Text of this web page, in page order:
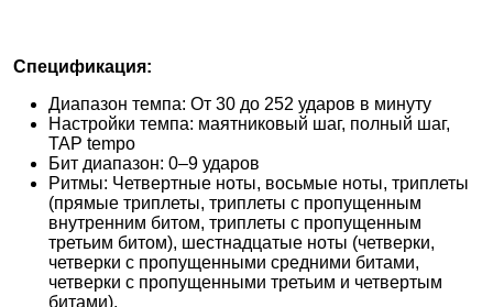
Спецификация:
Диапазон темпа: От 30 до 252 ударов в минуту
Настройки темпа: маятниковый шаг, полный шаг,
TAP tempo
Бит диапазон: 0–9 ударов
Ритмы: Четвертные ноты, восьмые ноты, триплеты
(прямые триплеты, триплеты с пропущенным
внутренним битом, триплеты с пропущенным
третьим битом), шестнадцатые ноты (четверки,
четверки с пропущенными средними битами,
четверки с пропущенными третьим и четвертым
битами).